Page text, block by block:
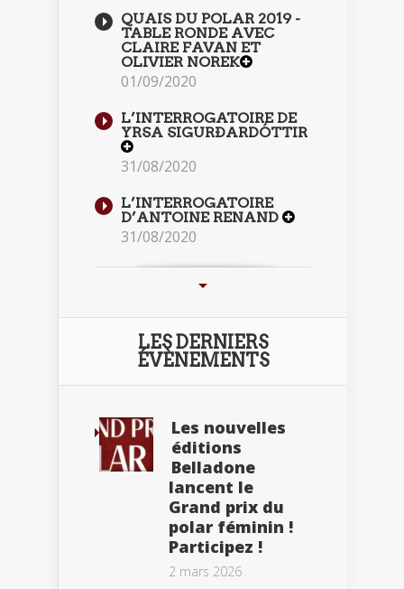
QUAIS DU POLAR 2019 -
TABLE RONDE AVEC
CLAIRE FAVAN ET
OLIVIER NOREK
01/09/2020
L’INTERROGATOIRE DE
YRSA SIGURÐARDÓTTIR
31/08/2020
L’INTERROGATOIRE
D’ANTOINE RENAND
31/08/2020
LES DERNIERS
ÉVÈNEMENTS
Les nouvelles
éditions
Belladone
lancent le
Grand prix du
polar féminin !
Participez !
2 mars 2026